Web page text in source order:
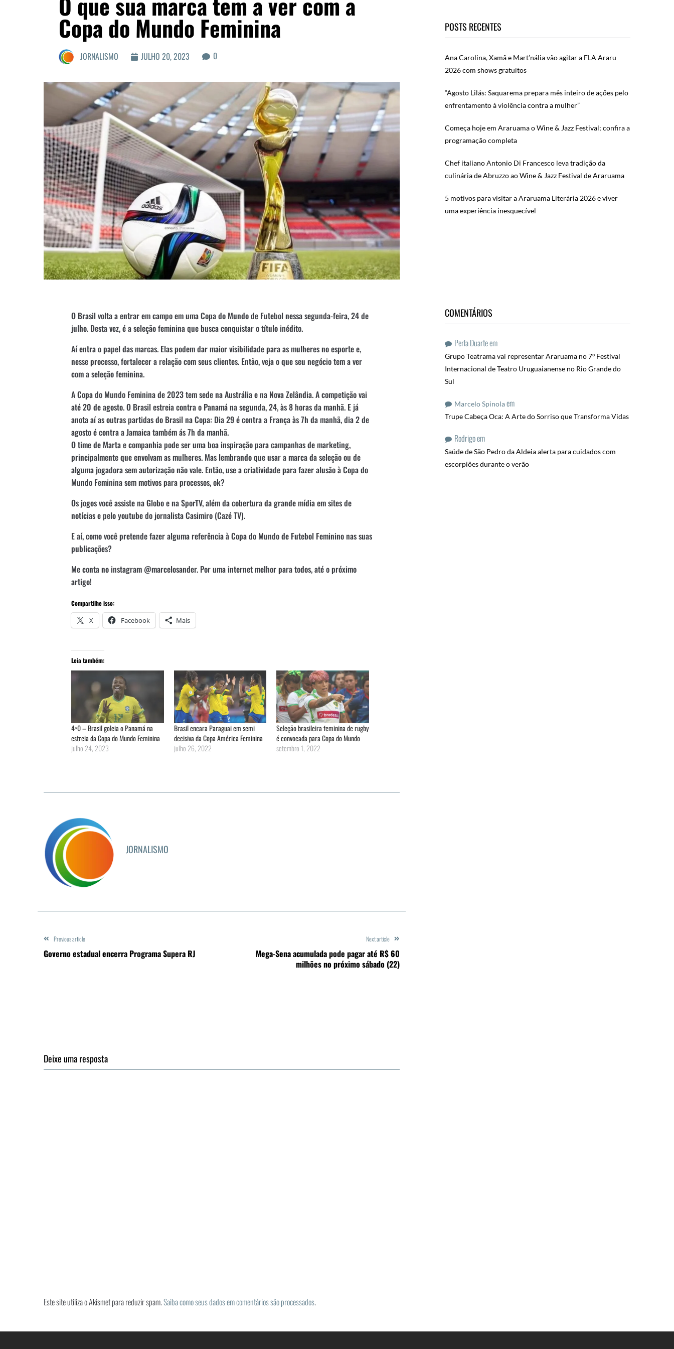
Copa do Mundo Feminina
JORNALISMO JULHO 20, 2023 0
O Brasil volta a entrar em campo em uma Copa do Mundo de Futebol nessa segunda-feira, 24 de
julho. Desta vez, é a seleção feminina que busca conquistar o título inédito.
Aí entra o papel das marcas. Elas podem dar maior visibilidade para as mulheres no esporte e,
nesse processo, fortalecer a relação com seus clientes. Então, veja o que seu negócio tem a ver
com a seleção feminina.
A Copa do Mundo Feminina de 2023 tem sede na Austrália e na Nova Zelândia. A competição vai
até 20 de agosto. O Brasil estreia contra o Panamá na segunda, 24, às 8 horas da manhã. E já
anota aí as outras partidas do Brasil na Copa: Dia 29 é contra a França às 7h da manhã, dia 2 de
agosto é contra a Jamaica também ás 7h da manhã.
O time de Marta e companhia pode ser uma boa inspiração para campanhas de marketing,
principalmente que envolvam as mulheres. Mas lembrando que usar a marca da seleção ou de
alguma jogadora sem autorização não vale. Então, use a criatividade para fazer alusão à Copa do
Mundo Feminina sem motivos para processos, ok?
Os jogos você assiste na Globo e na SporTV, além da cobertura da grande mídia em sites de
notícias e pelo youtube do jornalista Casimiro (Cazé TV).
E aí, como você pretende fazer alguma referência à Copa do Mundo de Futebol Feminino nas suas
publicações?
Me conta no instagram @marcelosander. Por uma internet melhor para todos, até o próximo
artigo!
Compartilhe isso:
X Facebook Mais
Leia também:
4×0 – Brasil goleia o Panamá na
estreia da Copa do Mundo Feminina
julho 24, 2023
Brasil encara Paraguai em semi
decisiva da Copa América Feminina
julho 26, 2022
Seleção brasileira feminina de rugby
é convocada para Copa do Mundo
setembro 1, 2022
JORNALISMO
Previous article
Governo estadual encerra Programa Supera RJ
Next article
Mega-Sena acumulada pode pagar até R$ 60
milhões no próximo sábado (22)
Deixe uma resposta
Este site utiliza o Akismet para reduzir spam.Saiba como seus dados em comentários são processados.
POSTS RECENTES
Ana Carolina, Xamã e Mart’nália vão agitar a FLA Araru
2026 com shows gratuitos
“Agosto Lilás: Saquarema prepara mês inteiro de ações pelo
enfrentamento à violência contra a mulher”
Começa hoje em Araruama o Wine & Jazz Festival; confira a
programação completa
Chef italiano Antonio Di Francesco leva tradição da
culinária de Abruzzo ao Wine & Jazz Festival de Araruama
5 motivos para visitar a Araruama Literária 2026 e viver
uma experiência inesquecível
COMENTÁRIOS
Perla Duarteem
Grupo Teatrama vai representar Araruama no 7º Festival
Internacional de Teatro Uruguaianense no Rio Grande do
Sul
Marcelo Spinolaem
Trupe Cabeça Oca: A Arte do Sorriso que Transforma Vidas
Rodrigoem
Saúde de São Pedro da Aldeia alerta para cuidados com
escorpiões durante o verão